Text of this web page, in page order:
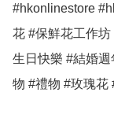
#hkonlinestore
花 #保鮮花工作
生日快樂 #結婚
物 #禮物 #玫瑰花